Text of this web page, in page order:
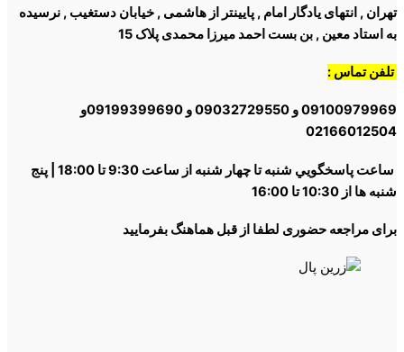
تهران , انتهای یادگار امام , پایینتر از هاشمی , خیابان دستغیب , نرسیده
به استاد معین , بن بست احمد میرزا محمدی پلاک 15
تلفن تماس :
09100979969 و 09032729550 و 09199399690و
02166012504
ساعت پاسخگويي شنبه تا چهار شنبه از ساعت 9:30 تا 18:00 | پنج
شنبه ها از 10:30 تا 16:00
برای مراجعه حضوری لطفا از قبل هماهنگ بفرمایید